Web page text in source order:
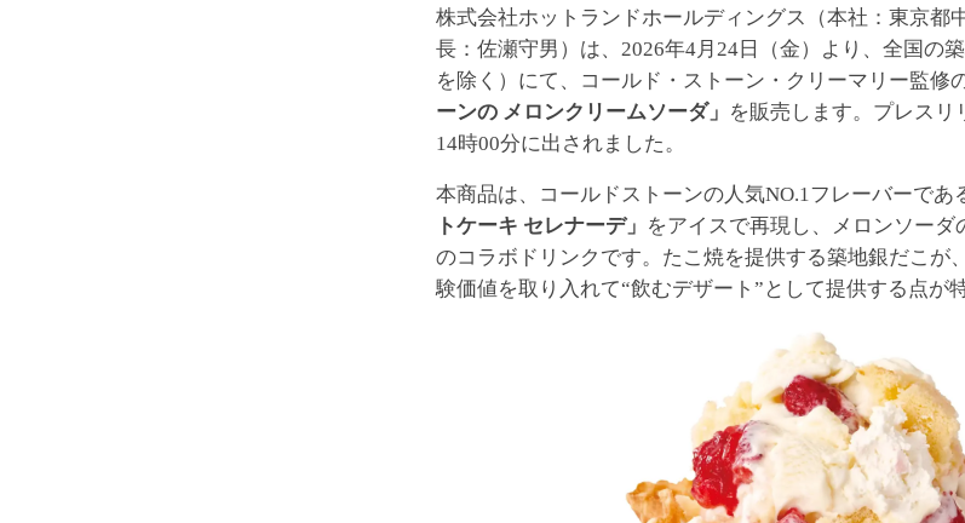
株式会社ホットランドホールディングス（本社：東京都
長：佐瀬守男）は、2026年4月24日（金）より、全国の
を除く）にて、コールド・ストーン・クリーマリー監修
ーンの メロンクリームソーダ」 を販売します。プレスリ
14時00分に出されました。
本商品は、コールドストーンの人気NO.1フレーバーであ
トケーキ セレナーデ」 をアイスで再現し、メロンソーダ
のコラボドリンクです。たこ焼を提供する築地銀だこが
験価値を取り入れて“飲むデザート”として提供する点が